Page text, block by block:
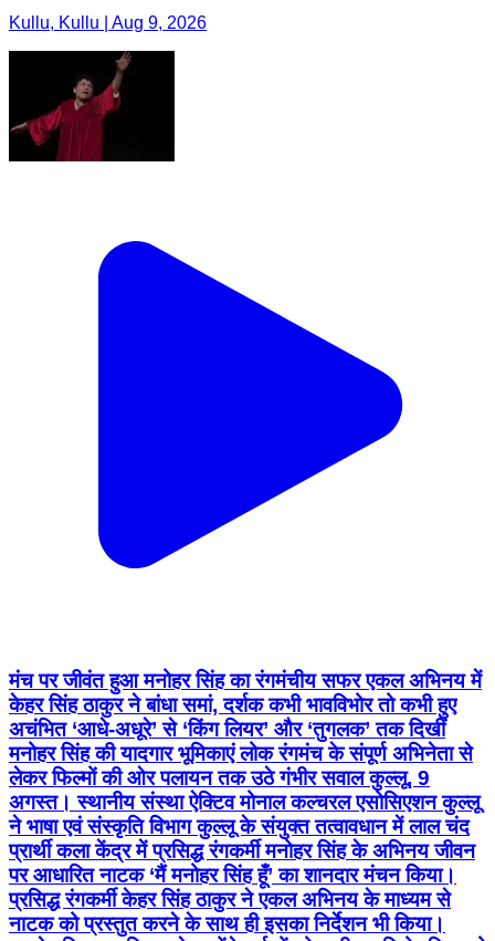
Kullu, Kullu | Aug 9, 2026
मंच पर जीवंत हुआ मनोहर सिंह का रंगमंचीय सफर एकल अभिनय में
केहर सिंह ठाकुर ने बांधा समां, दर्शक कभी भावविभोर तो कभी हुए
अचंभित ‘आधे-अधूरे’ से ‘किंग लियर’ और ‘तुगलक’ तक दिखीं
मनोहर सिंह की यादगार भूमिकाएं लोक रंगमंच के संपूर्ण अभिनेता से
लेकर फिल्मों की ओर पलायन तक उठे गंभीर सवाल कुल्लू, 9
अगस्त। स्थानीय संस्था ऐक्टिव मोनाल कल्चरल एसोसिएशन कुल्लू
ने भाषा एवं संस्कृति विभाग कुल्लू के संयुक्त तत्वावधान में लाल चंद
प्रार्थी कला केंद्र में प्रसिद्ध रंगकर्मी मनोहर सिंह के अभिनय जीवन
पर आधारित नाटक ‘मैं मनोहर सिंह हूँ’ का शानदार मंचन किया।
प्रसिद्ध रंगकर्मी केहर सिंह ठाकुर ने एकल अभिनय के माध्यम से
नाटक को प्रस्तुत करने के साथ ही इसका निर्देशन भी किया।